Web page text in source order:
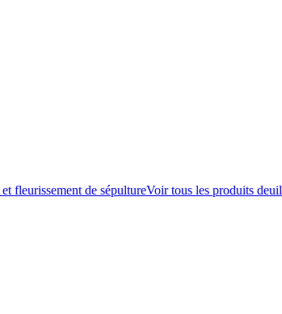
fleurissement de sépultureVoir tous les produits deuil